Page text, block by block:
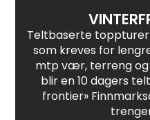
Teltbaserte toppturer
som kreves for
mtp vær, terreng og
blir en 10 dagers
frontier»